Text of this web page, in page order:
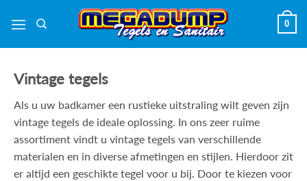
naar
0
Vintage tegels
Als u uw badkamer een rustieke uitstraling wilt geven zijn
vintage tegels de ideale oplossing. In ons zeer ruime
assortiment vindt u vintage tegels van verschillende
materialen en in diverse afmetingen en stijlen. Hierdoor zit
er altijd een geschikte tegel voor u bij. Door te kiezen voor